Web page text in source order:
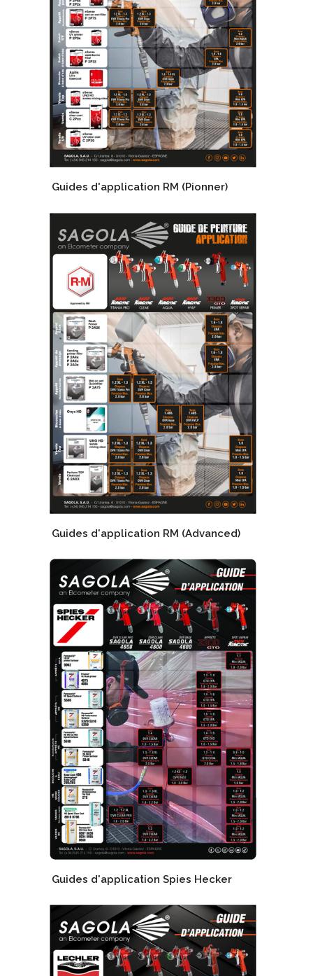
Guides d'application RM (Pionner)
Guides d'application RM (Advanced)
Guides d'application Spies Hecker